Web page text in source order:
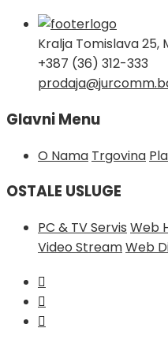
Kralja Tomislava 25,
+387 (36) 312-333
Glavni Menu
O Nama Trgovina
OSTALE USLUGE
PC & TV Servis Web
Video StreamWeb